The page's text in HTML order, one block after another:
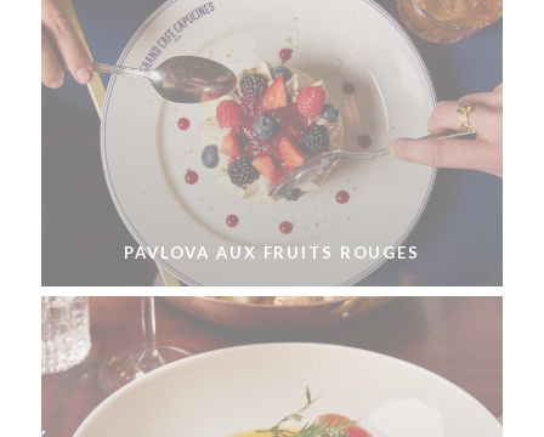
PAVLOVA AUX FRUITS ROUGES